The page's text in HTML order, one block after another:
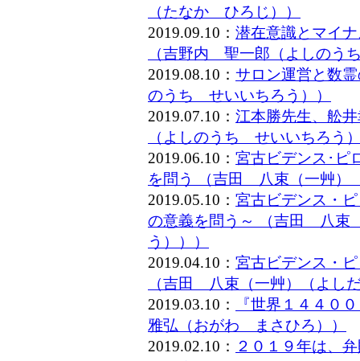
（たなか ひろじ））
2019.09.10： 潜在意識とマイ
（吉野内 聖一郎（よしのう
2019.08.10： サロン運営と数
のうち せいいちろう））
2019.07.10： 江本勝先生、舩
（よしのうち せいいちろう
2019.06.10： 宮古ビデンス･ピ
を問う （吉田 八束（一艸）
2019.05.10： 宮古ビデンス・
の意義を問う～ （吉田 八束
う）））
2019.04.10： 宮古ビデンス・
（吉田 八束（一艸）（よし
2019.03.10：
『世界１４４０
雅弘（おがわ まさひろ））
2019.02.10：
２０１９年は、